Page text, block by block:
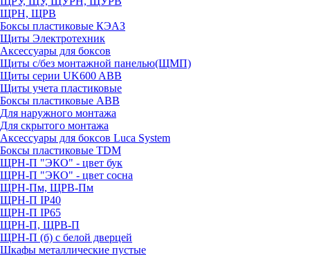
ЩРН, ЩРВ
Боксы пластиковые КЭАЗ
Щиты Электротехник
Аксессуары для боксов
Щиты с/без монтажной панелью(ЩМП)
Щиты серии UK600 ABB
Щиты учета пластиковые
Боксы пластиковые ABB
Для наружного монтажа
Для скрытого монтажа
Аксессуары для боксов Luca System
Боксы пластиковые TDM
ЩРН-П "ЭКО" - цвет бук
ЩРН-П "ЭКО" - цвет сосна
ЩРН-Пм, ЩРВ-Пм
ЩРН-П IP40
ЩРН-П IP65
ЩРН-П, ЩРВ-П
ЩРН-П (б) с белой дверцей
Шкафы металлические пустые